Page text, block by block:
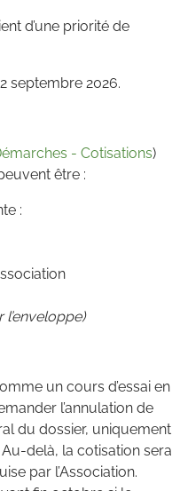
d’une priorité de
septembre 2026.
- Cotisations)
être :
:
l’enveloppe)
un cours d’essai en
l’annulation de
du dossier, uniquement
delà, la cotisation sera
par l’Association.